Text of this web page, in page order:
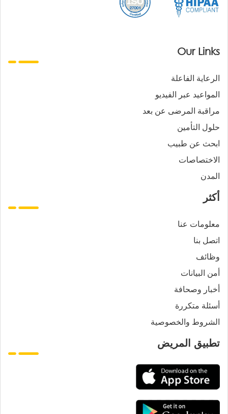
Our Links
الرعاية الفاعلة
المواعيد عبر الفيديو
مراقبة المرضى عن بعد
حلول التأمين
ابحث عن طبيب
الاختصاصات
المدن
أكثر
معلومات عنا
اتصل بنا
وظائف
أمن البيانات
أخبار وصحافة
أسئلة متكررة
الشروط والخصوصية
تطبيق المريض